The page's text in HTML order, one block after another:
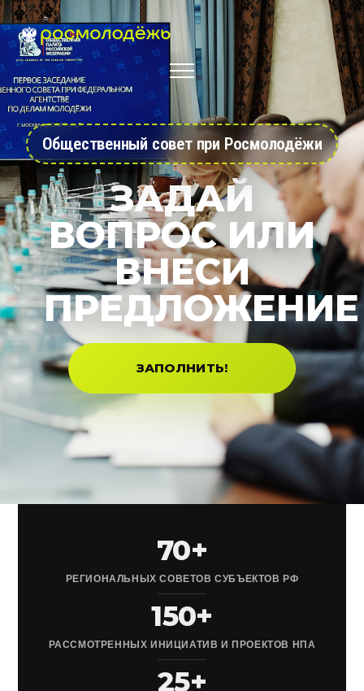
Общественный совет при Росмолодёжи
ЗАДАЙ
ВОПРОС ИЛИ
ВНЕСИ
ПРЕДЛОЖЕНИЕ
ЗАПОЛНИТЬ!
70+
РЕГИОНАЛЬНЫХ СОВЕТОВ СУБЪЕКТОВ РФ
150+
РАССМОТРЕННЫХ ИНИЦИАТИВ И ПРОЕКТОВ НПА
25+